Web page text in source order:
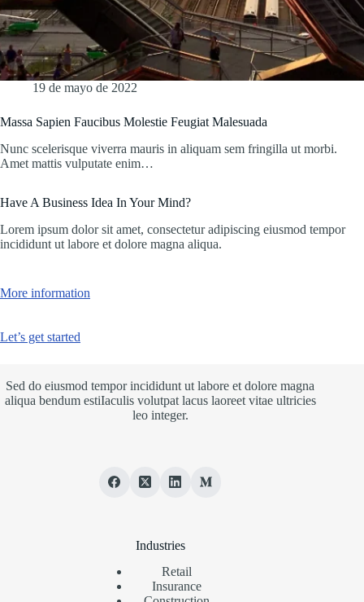
19 de mayo de 2022
Massa Sapien Faucibus Molestie Feugiat Malesuada
Nunc scelerisque viverra mauris in aliquam sem fringilla ut morbi.
Amet mattis vulputate enim…
Have A Business Idea In Your Mind?
Lorem ipsum dolor sit amet, consectetur adipiscing eiusmod tempor
incididunt ut labore et dolore magna aliqua.
More information
Let’s get started
Sed do eiusmod tempor incididunt ut labore et dolore magna
aliqua bendum estiIaculis volutpat lacus laoreet vitae ultricies
leo integer.
Industries
Retail
Insurance